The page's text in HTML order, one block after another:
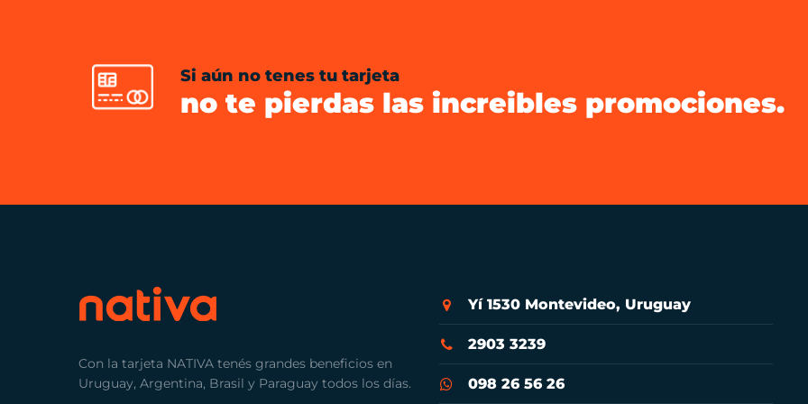
Si aún no tenes tu tarjeta
no te pierdas las increibles promociones.
Con la tarjeta NATIVA tenés grandes beneficios en
Uruguay, Argentina, Brasil y Paraguay todos los días.
Yí 1530 Montevideo, Uruguay
2903 3239
098 26 56 26